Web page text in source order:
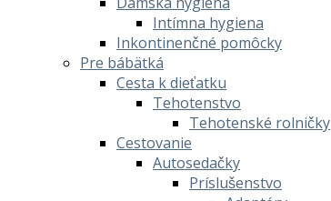
Intímna hygiena
Inkontinenčné pomôcky
Pre bábätká
Cesta k dieťatku
Tehotenstvo
Tehotenské rolničky
Cestovanie
Autosedačky
Príslušenstvo